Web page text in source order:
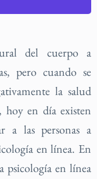
del cuerpo a
pero cuando se
la salud
en día existen
a las personas a
en línea. En
psicología en línea